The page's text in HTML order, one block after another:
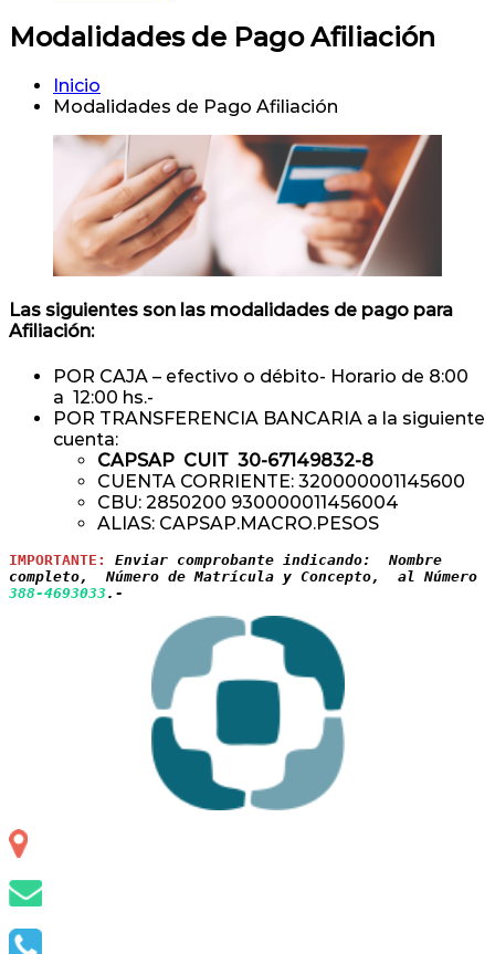
Modalidades de Pago Afiliación
Inicio
Modalidades de Pago Afiliación
Las siguientes son las modalidades de pago para
Afiliación:
POR CAJA – efectivo o débito- Horario de 8:00
a 12:00 hs.-
POR TRANSFERENCIA BANCARIA a la siguiente
cuenta:
CAPSAP CUIT 30-67149832-8
CUENTA CORRIENTE: 320000001145600
CBU: 2850200 930000011456004
ALIAS: CAPSAP.MACRO.PESOS
IMPORTANTE:
Enviar comprobante indicando:  Nombre
388-4693033 .-